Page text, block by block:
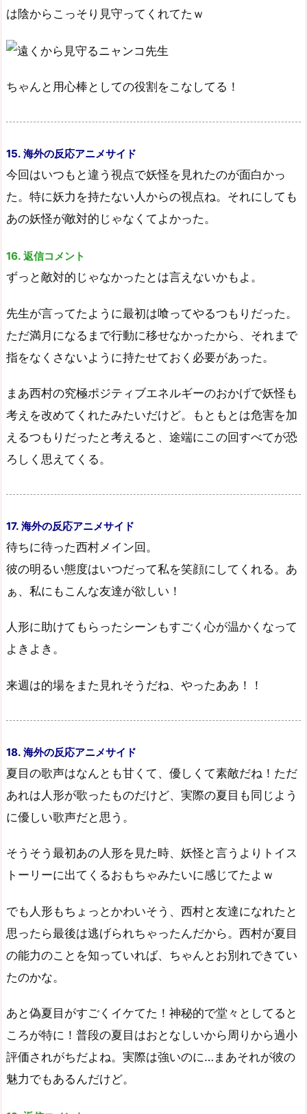
は陰からこっそり見守ってくれてたｗ
ちゃんと用心棒としての役割をこなしてる！
15. 海外の反応アニメサイド
今回はいつもと違う視点で妖怪を見れたのが面白かっ
た。特に妖力を持たない人からの視点ね。それにしても
あの妖怪が敵対的じゃなくてよかった。
16. 返信コメント
ずっと敵対的じゃなかったとは言えないかもよ。
先生が言ってたように最初は喰ってやるつもりだった。
ただ満月になるまで行動に移せなかったから、それまで
指をなくさないように持たせておく必要があった。
まあ西村の究極ポジティブエネルギーのおかげで妖怪も
考えを改めてくれたみたいだけど。もともとは危害を加
えるつもりだったと考えると、途端にこの回すべてが恐
ろしく思えてくる。
17. 海外の反応アニメサイド
待ちに待った西村メイン回。
彼の明るい態度はいつだって私を笑顔にしてくれる。あ
ぁ、私にもこんな友達が欲しい！
人形に助けてもらったシーンもすごく心が温かくなって
よきよき。
来週は的場をまた見れそうだね、やったああ！！
18. 海外の反応アニメサイド
夏目の歌声はなんとも甘くて、優しくて素敵だね！ただ
あれは人形が歌ったものだけど、実際の夏目も同じよう
に優しい歌声だと思う。
そうそう最初あの人形を見た時、妖怪と言うよりトイス
トーリーに出てくるおもちゃみたいに感じてたよｗ
でも人形もちょっとかわいそう、西村と友達になれたと
思ったら最後は逃げられちゃったんだから。西村が夏目
の能力のことを知っていれば、ちゃんとお別れできてい
たのかな。
あと偽夏目がすごくイケてた！神秘的で堂々としてると
ころが特に！普段の夏目はおとなしいから周りから過小
評価されがちだよね。実際は強いのに…まあそれが彼の
魅力でもあるんだけど。